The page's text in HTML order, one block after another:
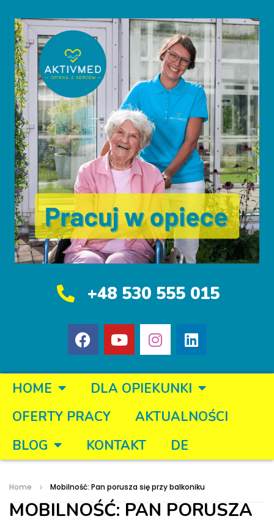
+48 530 555 015
HOME
DLA OPIEKUNKI
OFERTY PRACY
AKTUALNOŚCI
BLOG
KONTAKT DE
Home Mobilność: Pan porusza się przy balkoniku
MOBILNOŚĆ: PAN PORUSZA